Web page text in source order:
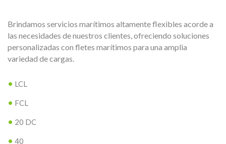
Brindamos servicios marítimos altamente flexibles acorde a
las necesidades de nuestros clientes, ofreciendo soluciones
personalizadas con fletes marítimos para una amplia
variedad de cargas.
LCL
FCL
20 DC
40